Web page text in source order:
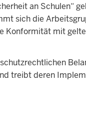
an Schulen“
sich die
Konformität mit
treibt deren